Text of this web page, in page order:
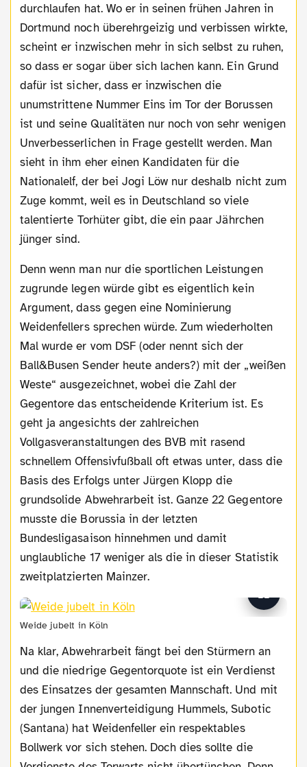
durchlaufen hat. Wo er in seinen frühen Jahren in
Dortmund noch überehrgeizig und verbissen wirkte,
scheint er inzwischen mehr in sich selbst zu ruhen,
so dass er sogar über sich lachen kann. Ein Grund
dafür ist sicher, dass er inzwischen die
unumstrittene Nummer Eins im Tor der Borussen
ist und seine Qualitäten nur noch von sehr wenigen
Unverbesserlichen in Frage gestellt werden. Man
sieht in ihm eher einen Kandidaten für die
Nationalelf, der bei Jogi Löw nur deshalb nicht zum
Zuge kommt, weil es in Deutschland so viele
talentierte Torhüter gibt, die ein paar Jährchen
jünger sind.
Denn wenn man nur die sportlichen Leistungen
zugrunde legen würde gibt es eigentlich kein
Argument, dass gegen eine Nominierung
Weidenfellers sprechen würde. Zum wiederholten
Mal wurde er vom DSF (oder nennt sich der
Ball&Busen Sender heute anders?) mit der „weißen
Weste“ ausgezeichnet, wobei die Zahl der
Gegentore das entscheidende Kriterium ist. Es
geht ja angesichts der zahlreichen
Vollgasveranstaltungen des BVB mit rasend
schnellem Offensivfußball oft etwas unter, dass die
Basis des Erfolgs unter Jürgen Klopp die
grundsolide Abwehrarbeit ist. Ganze 22 Gegentore
musste die Borussia in der letzten
Bundesligasaison hinnehmen und damit
unglaubliche 17 weniger als die in dieser Statistik
zweitplatzierten Mainzer.
Weide jubelt in Köln
Na klar, Abwehrarbeit fängt bei den Stürmern an
und die niedrige Gegentorquote ist ein Verdienst
des Einsatzes der gesamten Mannschaft. Und mit
der jungen Innenverteidigung Hummels, Subotic
(Santana) hat Weidenfeller ein respektables
Bollwerk vor sich stehen. Doch dies sollte die